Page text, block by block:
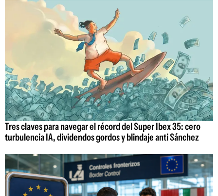
Tres claves para navegar el récord del Super Ibex 35: cero
turbulencia IA, dividendos gordos y blindaje anti Sánchez